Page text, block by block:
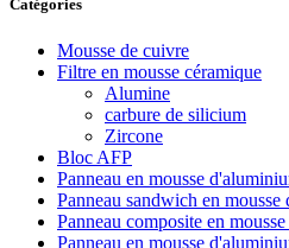
Catégories
Mousse de cuivre
Filtre en mousse céramique
Alumine
carbure de silicium
Zircone
Bloc AFP
Panneau en mousse
Panneau sandwich en
Panneau composite en
Panneau en mousse